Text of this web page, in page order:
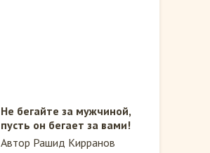
Не бегайте за мужчиной,
пусть он бегает за вами!
Автор Рашид Кирранов